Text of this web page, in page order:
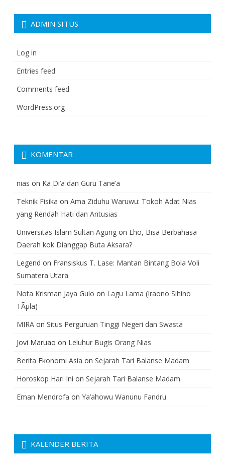
ADMIN SITUS
Log in
Entries feed
Comments feed
WordPress.org
KOMENTAR
nias on Ka Di’a dan Guru Tane’a
Teknik Fisika on Ama Ziduhu Waruwu: Tokoh Adat Nias
yang Rendah Hati dan Antusias
Universitas Islam Sultan Agung on Lho, Bisa Berbahasa
Daerah kok Dianggap Buta Aksara?
Legend on Fransiskus T. Lase: Mantan Bintang Bola Voli
Sumatera Utara
Nota Krisman Jaya Gulo on Lagu Lama (Iraono Sihino
TÃµla)
MIRA on Situs Perguruan Tinggi Negeri dan Swasta
Jovi Maruao on Leluhur Bugis Orang Nias
Berita Ekonomi Asia on Sejarah Tari Balanse Madam
Horoskop Hari Ini on Sejarah Tari Balanse Madam
Eman Mendrofa on Ya’ahowu Wanunu Fandru
KALENDER BERITA